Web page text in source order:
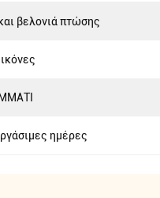
βελονιά πτώσης
ημέρες